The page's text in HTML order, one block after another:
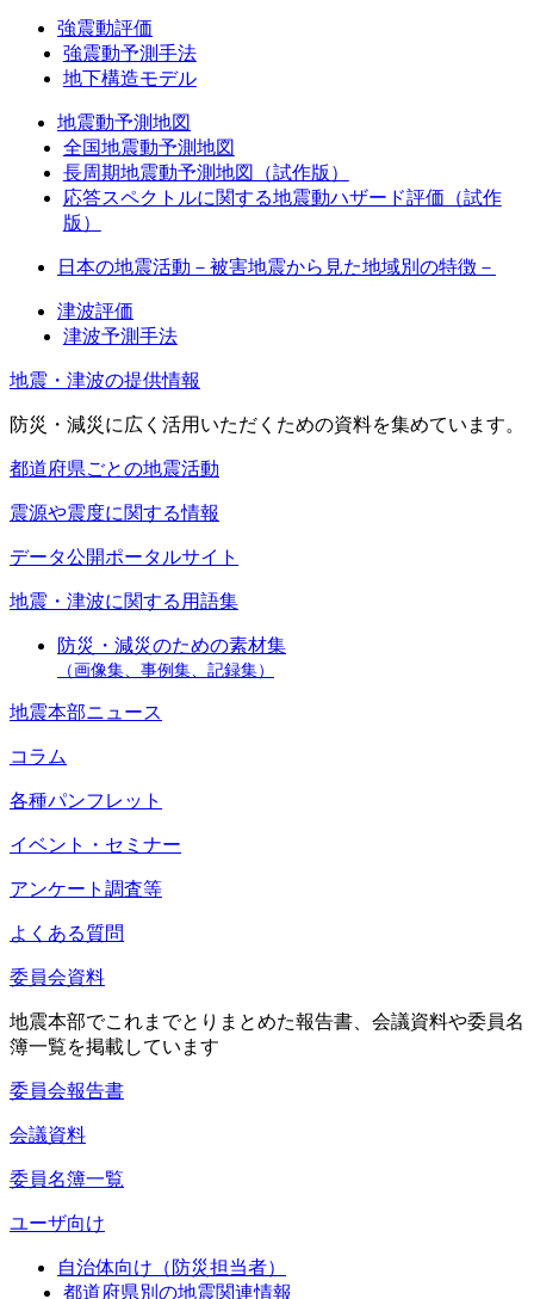
強震動評価
強震動予測手法
地下構造モデル
地震動予測地図
全国地震動予測地図
長周期地震動予測地図（試作版）
応答スペクトルに関する地震動ハザード評価（試作
版）
日本の地震活動－被害地震から見た地域別の特徴－
津波評価
津波予測手法
地震・津波の提供情報
防災・減災に広く活用いただくための資料を集めています。
都道府県ごとの地震活動
震源や震度に関する情報
データ公開ポータルサイト
地震・津波に関する用語集
防災・減災のための素材集
（画像集、事例集、記録集）
地震本部ニュース
コラム
各種パンフレット
イベント・セミナー
アンケート調査等
よくある質問
委員会資料
地震本部でこれまでとりまとめた報告書、会議資料や委員名
簿一覧を掲載しています
委員会報告書
会議資料
委員名簿一覧
ユーザ向け
自治体向け（防災担当者）
都道府県別の地震関連情報